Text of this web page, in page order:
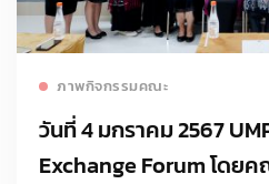
ภาพกิจกรรมคณะ
วันที่ 4 มกราคม 2567
Exchange Forum โดย